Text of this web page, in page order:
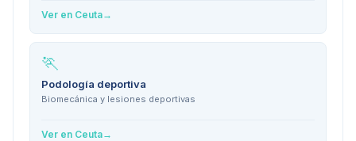
Ver en Ceuta→
🏃
Podología deportiva
Biomecánica y lesiones deportivas
Ver en Ceuta→